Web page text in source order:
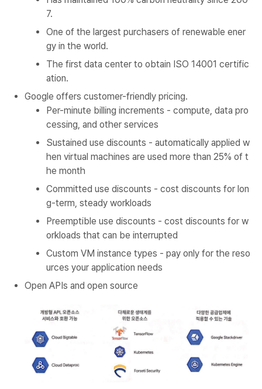
7.
One of the largest purchasers of renewable ener
gy in the world.
The first data center to obtain ISO 14001 certific
ation.
Google offers customer-friendly pricing.
Per-minute billing increments - compute, data pro
cessing, and other services
Sustained use discounts - automatically applied w
hen virtual machines are used more than 25% of t
he month
Committed use discounts - cost discounts for lon
g-term, steady workloads
Preemptible use discounts - cost discounts for w
orkloads that can be interrupted
Custom VM instance types - pay only for the reso
urces your application needs
Open APIs and open source